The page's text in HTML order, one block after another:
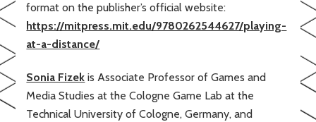
format on the publisher’s official website:
https://mitpress.mit.edu/9780262544627/playing-
at-a-distance/
Sonia Fizek is Associate Professor of Games and
Media Studies at the Cologne Game Lab at the
Technical University of Cologne, Germany, and